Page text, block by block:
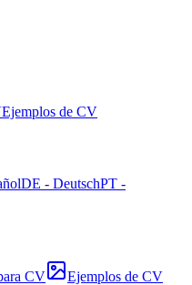
Ejemplos de CV
DE - DeutschPT -
CV
Ejemplos de CV